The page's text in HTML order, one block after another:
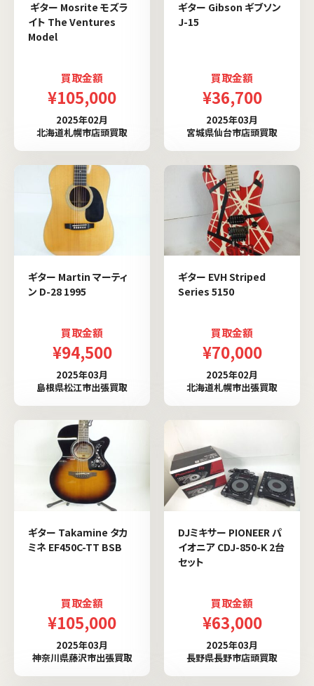
ギター Mosrite モズラ
イト The Ventures
Model
買取金額
¥105,000
2025年02月
北海道札幌市店頭買取
ギター Gibson ギブソン
J-15
買取金額
¥36,700
2025年03月
宮城県仙台市店頭買取
ギター Martin マーティ
ン D-28 1995
買取金額
¥94,500
2025年03月
島根県松江市出張買取
ギター EVH Striped
Series 5150
買取金額
¥70,000
2025年02月
北海道札幌市出張買取
ギター Takamine タカ
ミネ EF450C-TT BSB
買取金額
¥105,000
2025年03月
神奈川県藤沢市出張買取
DJミキサー PIONEER パ
イオニア CDJ-850-K 2台
セット
買取金額
¥63,000
2025年03月
長野県長野市店頭買取